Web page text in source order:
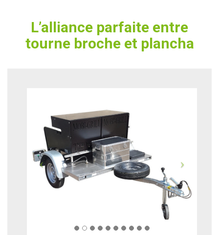
L’alliance parfaite entre
tourne broche et plancha